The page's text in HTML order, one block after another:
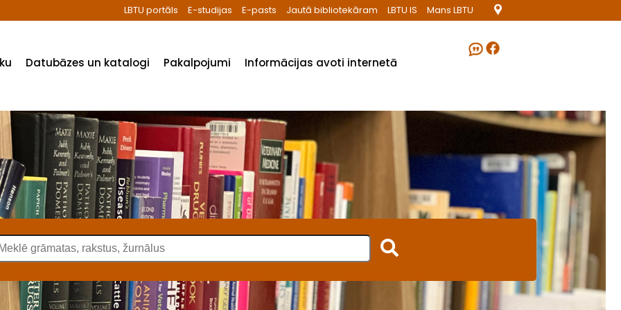
LBTU portāls E-studijas E-pasts Jautā bibliotekāram LBTU IS Mans LBTU
Datubāzes un katalogi Pakalpojumi
Informācijas avoti internetā